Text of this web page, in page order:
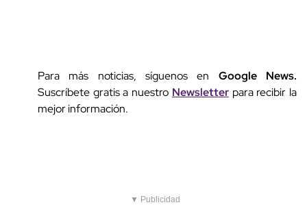
Para más noticias, síguenos en Google News.
Suscríbete gratis a nuestro Newsletterpara recibir la
mejor información.
▼ Publicidad